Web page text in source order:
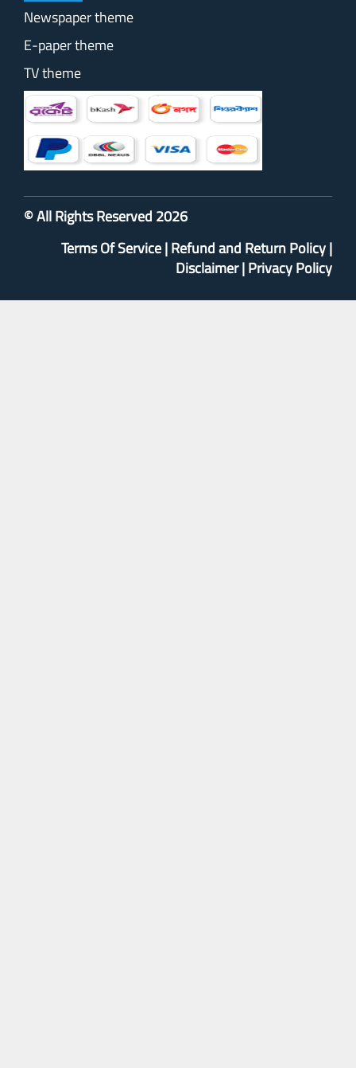
Newspaper theme
E-paper theme
TV theme
© All Rights Reserved 2026
Terms Of Service|Refund and Return Policy|
Disclaimer|Privacy Policy